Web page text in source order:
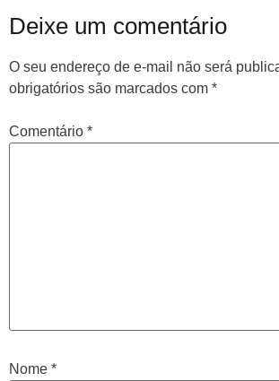
Deixe um comentário
O seu endereço de e-mail não será
obrigatórios são marcados com *
Comentário *
Nome *